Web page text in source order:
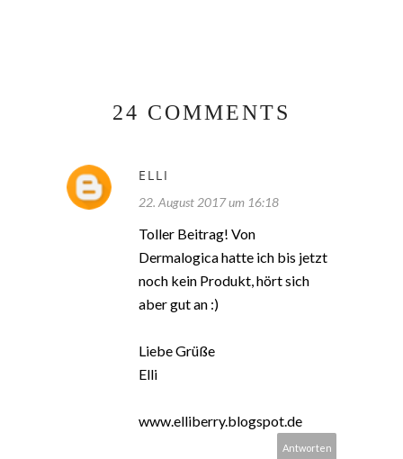
24 COMMENTS
ELLI
22. August 2017 um 16:18
Toller Beitrag! Von
Dermalogica hatte ich bis jetzt
noch kein Produkt, hört sich
aber gut an :)
Liebe Grüße
Elli
www.elliberry.blogspot.de
Antworten